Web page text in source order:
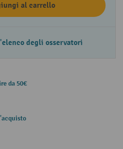
al carrello
degli osservatori
da 50€